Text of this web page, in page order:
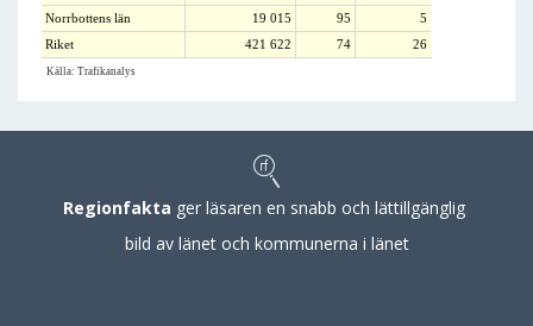
Norrbottens län
19 015 95
5
Riket
421 622 74 26
Källa: Trafikanalys
Regionfakta ger läsaren en snabb och lättillgänglig
bild av länet och kommunerna i länet